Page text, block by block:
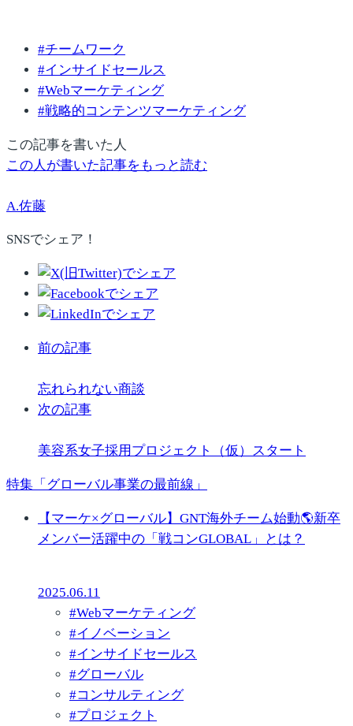
#チームワーク
#インサイドセールス
#Webマーケティング
#戦略的コンテンツマーケティング
この記事を書いた人
この人が書いた記事をもっと読む
A.佐藤
SNSでシェア！
前の記事
忘れられない商談
次の記事
美容系女子採用プロジェクト（仮）スタート
特集「グローバル事業の最前線」
【マーケ×グローバル】GNT海外チーム始動🌎新卒
メンバー活躍中の「戦コンGLOBAL」とは？
2025.06.11
#Webマーケティング
#イノベーション
#インサイドセールス
#グローバル
#コンサルティング
#プロジェクト